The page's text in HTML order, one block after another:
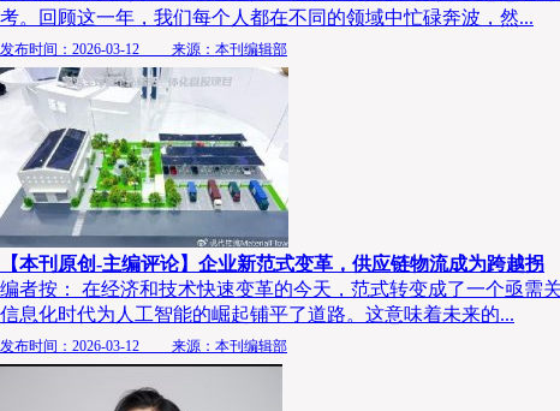
考。回顾这一年，我们每个人都在不同的领域中忙碌奔波，然...
发布时间：2026-03-12 来源：本刊编辑部
【本刊原创-主编评论】企业新范式变革，供应链物流成为跨越拐
编者按： 在经济和技术快速变革的今天，范式转变成了一个亟需
信息化时代为人工智能的崛起铺平了道路。这意味着未来的...
发布时间：2026-03-12 来源：本刊编辑部